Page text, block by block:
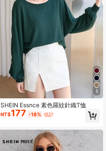
5
SHEIN Essnce 素色羅紋針織T恤
NT$177 -18% 估計